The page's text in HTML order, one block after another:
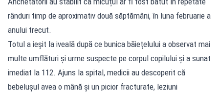
rânduri timp de aproximativ două săptămâni, în luna februarie a
anului trecut.
Totul a ieșit la iveală după ce bunica băiețelului a observat mai
multe umflături și urme suspecte pe corpul copilului și a sunat
imediat la 112. Ajuns la spital, medicii au descoperit că
bebelușul avea o mână și un picior fracturate, leziuni